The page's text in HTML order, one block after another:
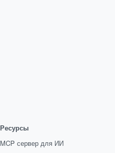
Ресурсы
MCP сервер для ИИ